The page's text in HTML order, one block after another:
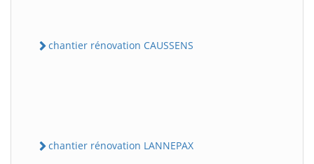
chantier rénovation CAUSSENS
chantier rénovation LANNEPAX